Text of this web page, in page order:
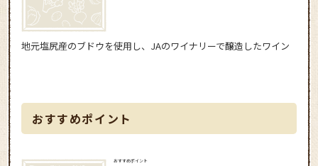
地元塩尻産のブドウを使用し、JAのワイナリーで醸造したワイン
おすすめポイント
おすすめポイント